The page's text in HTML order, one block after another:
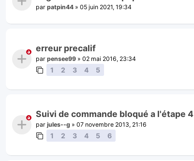
par patpin44 » 05 juin 2021, 19:34
erreur precalif
par pensee99 » 02 mai 2016, 23:34
1 2 3 4 5
Suivi de commande bloqué a l'étape 4
par jules--g » 07 novembre 2013, 21:16
1 2 3 4 5 6